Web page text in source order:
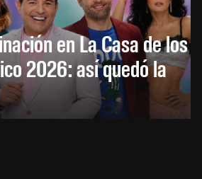
en La Casa de los
2026: así quedó la